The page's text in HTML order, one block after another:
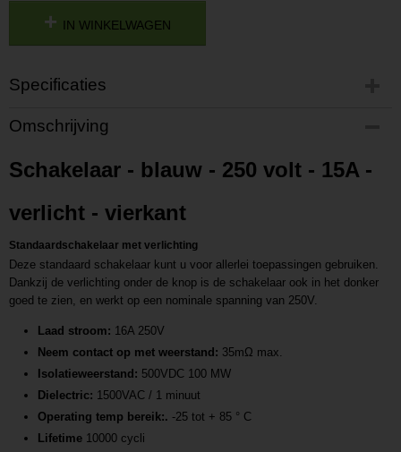
IN WINKELWAGEN
Specificaties
Productcode
P202301201348
L202301201348
Omschrijving
Schakelaar - blauw - 250 volt - 15A -
verlicht - vierkant
Standaardschakelaar met verlichting
Deze standaard schakelaar kunt u voor allerlei toepassingen gebruiken.
Dankzij de verlichting onder de knop is de schakelaar ook in het donker
goed te zien, en werkt op een nominale spanning van 250V.
Laad stroom: 16A 250V
Neem contact op met weerstand: 35mΩ max.
Isolatieweerstand: 500VDC 100 MW
Dielectric: 1500VAC / 1 minuut
Operating temp bereik:. -25 tot + 85 ° C
Lifetime 10000 cycli